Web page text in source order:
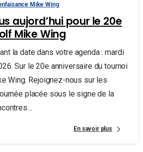
Mike Wing
aujord’hui pour le 20e
Mike Wing
la date dans votre agenda : mardi
Sur le 20e anniversaire du tournoi
Wing. Rejoignez-nous sur les
placée sous le signe de la
En savoir plus